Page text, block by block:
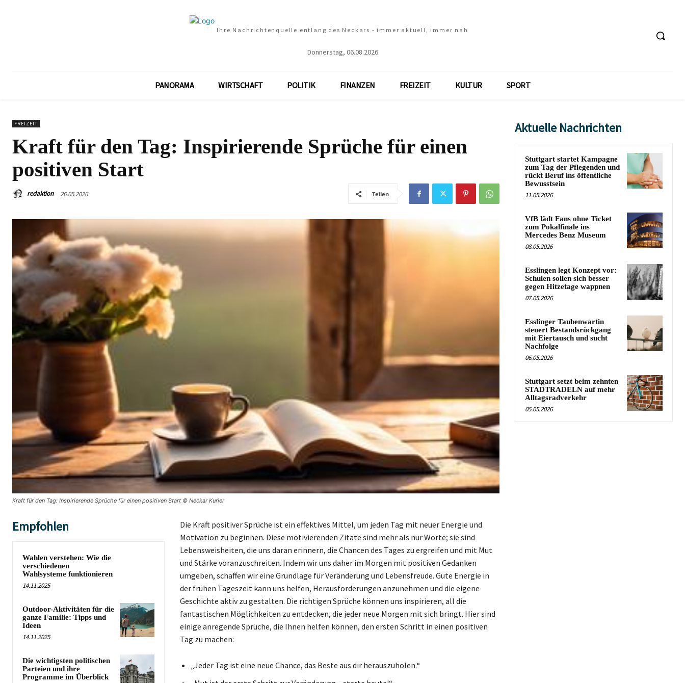
Ihre Nachrichtenquelle entlang des Neckars - immer aktuell, immer nah
Donnerstag, 06.08.2026
PANORAMA WIRTSCHAFT POLITIK FINANZEN FREIZEIT KULTUR SPORT
FREIZEIT
Kraft für den Tag: Inspirierende Sprüche für einen
positiven Start
redaktion 26.05.2026 Teilen
Kraft für den Tag: Inspirierende Sprüche für einen positiven Start © Neckar Kurier
Empfohlen
Wahlen verstehen: Wie die
verschiedenen
Wahlsysteme funktionieren
14.11.2025
Outdoor-Aktivitäten für die
ganze Familie: Tipps und
Ideen
14.11.2025
Die wichtigsten politischen
Parteien und ihre
Programme im Überblick
Die Kraft positiver Sprüche ist ein effektives Mittel, um jeden Tag mit neuer Energie und
Motivation zu beginnen. Diese motivierenden Zitate sind mehr als nur Worte; sie sind
Lebensweisheiten, die uns daran erinnern, die Chancen des Tages zu ergreifen und mit Mut
und Stärke voranzuschreiten. Indem wir uns daher im Morgen mit positiven Gedanken
umgeben, schaffen wir eine Grundlage für Veränderung und Lebensfreude. Gute Energie in
der frühen Tageszeit kann uns helfen, Herausforderungen anzunehmen und die eigene
Geschichte aktiv zu gestalten. Die richtigen Sprüche können uns inspirieren, all die
fantastischen Möglichkeiten zu entdecken, die jeder neue Morgen mit sich bringt. Hier sind
einige anregende Sprüche, die Ihnen helfen können, den ersten Schritt in einen positiven
Tag zu machen:
„Jeder Tag ist eine neue Chance, das Beste aus dir herauszuholen.“
Aktuelle Nachrichten
Stuttgart startet Kampagne
zum Tag der Pflegenden und
rückt Beruf ins öffentliche
Bewusstsein
11.05.2026
VfB lädt Fans ohne Ticket
zum Pokalfinale ins
Mercedes Benz Museum
08.05.2026
Esslingen legt Konzept vor:
Schulen sollen sich besser
gegen Hitzetage wappnen
07.05.2026
Esslinger Taubenwartin
steuert Bestandsrückgang
mit Eiertausch und sucht
Nachfolge
06.05.2026
Stuttgart setzt beim zehnten
STADTRADELN auf mehr
Alltagsradverkehr
05.05.2026